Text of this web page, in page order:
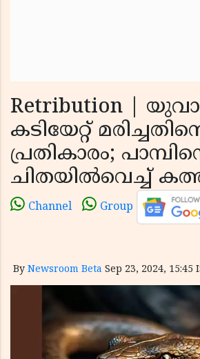
Retribution |
കടിയേറ്റ്
പ്രതികാരം;
ചിതയില്‍വെച്ച്
Channel Group
By Newsroom Beta Sep 23, 2024, 15:45